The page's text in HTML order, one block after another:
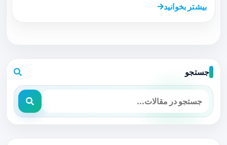
بیشتر بخوانید
جستجو